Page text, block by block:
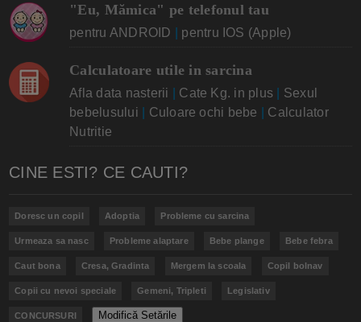
"Eu, Mămica" pe telefonul tau
pentru ANDROID pentru IOS (Apple)
Calculatoare utile in sarcina
Afla data nasterii Cate Kg. in plus
Sexul
bebelusului
Culoare ochi bebe
Calculator
Nutritie
CINE ESTI? CE CAUTI?
Doresc un copil Adoptia Probleme cu sarcina
Urmeaza sa nasc Probleme alaptare Bebe plange Bebe febra
Caut bona Cresa, Gradinta Mergem la scoala Copil bolnav
Copii cu nevoi speciale Gemeni, Tripleti Legislativ
CONCURSURI Modifică Setările